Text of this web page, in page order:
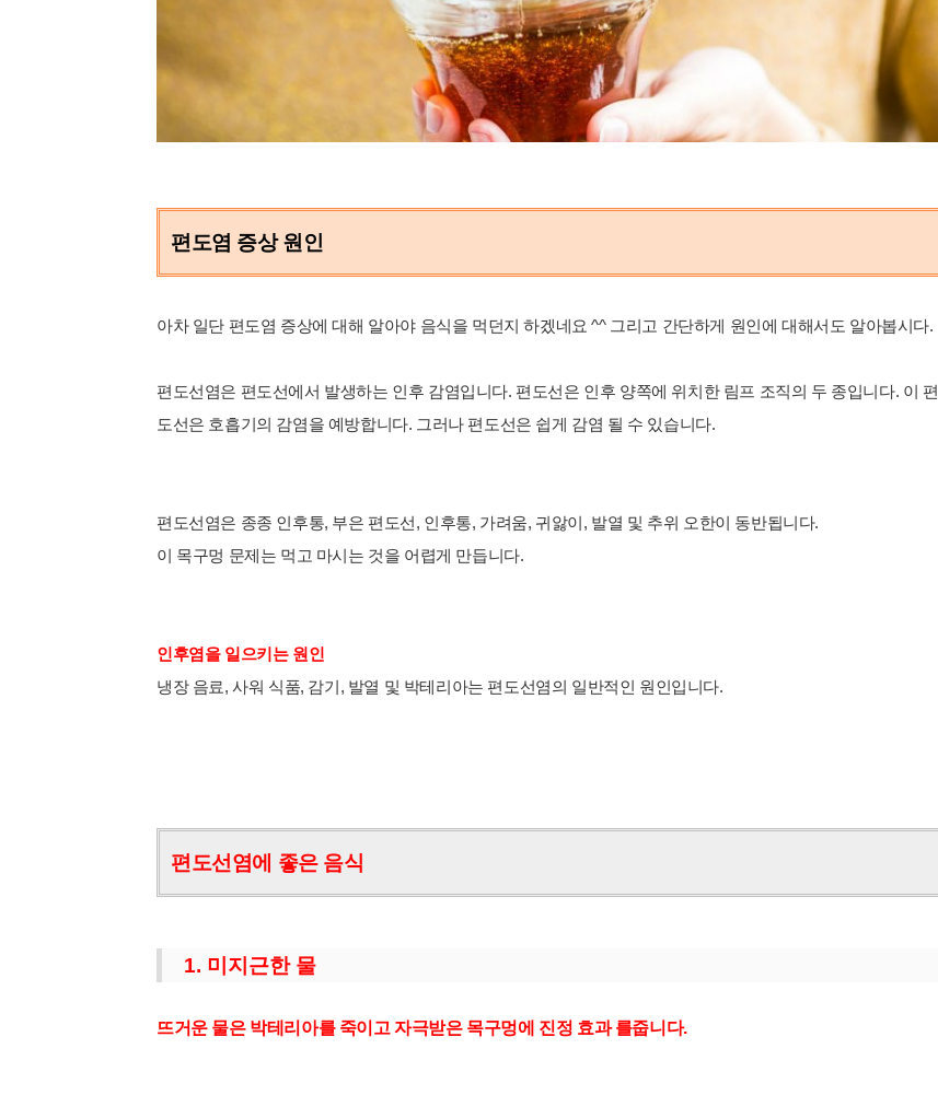
편도염 증상 원인
아차 일단 편도염 증상에 대해 알아야 음식을 먹던지 하겠네요 ^^ 그리고 간단하게 원인에 대해서도 알아봅시다.
편도선염은 편도선에서 발생하는 인후 감염입니다. 편도선은 인후 양쪽에 위치한 림프 조직의 두 종입니다. 이 편
도선은 호흡기의 감염을 예방합니다. 그러나 편도선은 쉽게 감염 될 수 있습니다.
편도선염은 종종 인후통, 부은 편도선, 인후통, 가려움, 귀앓이, 발열 및 추위 오한이 동반됩니다.
이 목구멍 문제는 먹고 마시는 것을 어렵게 만듭니다.
인후염을 일으키는 원인
냉장 음료, 사워 식품, 감기, 발열 및 박테리아는 편도선염의 일반적인 원인입니다.
편도선염에 좋은 음식
1. 미지근한 물
뜨거운 물은 박테리아를 죽이고 자극받은 목구멍에 진정 효과 를줍니다.